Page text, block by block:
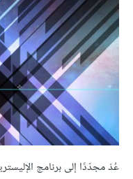
عُدْ مجدّدًا إلى برنامج